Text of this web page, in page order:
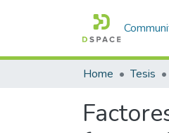
Home Tesis